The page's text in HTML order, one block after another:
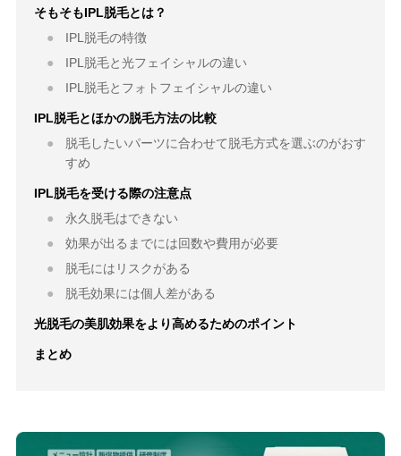
そもそもIPL脱毛とは？
IPL脱毛の特徴
IPL脱毛と光フェイシャルの違い
IPL脱毛とフォトフェイシャルの違い
IPL脱毛とほかの脱毛方法の比較
脱毛したいパーツに合わせて脱毛方式を選ぶのがおす
すめ
IPL脱毛を受ける際の注意点
永久脱毛はできない
効果が出るまでには回数や費用が必要
脱毛にはリスクがある
脱毛効果には個人差がある
光脱毛の美肌効果をより高めるためのポイント
まとめ